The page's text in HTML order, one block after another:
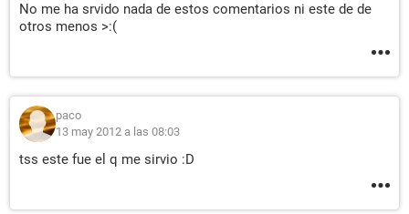
No me ha srvido nada de estos comentarios ni este de de
otros menos >:(
paco
13 may 2012 a las 08:03
tss este fue el q me sirvio :D